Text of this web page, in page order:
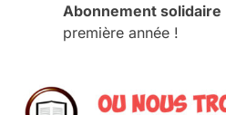
Abonnement solidaire
première année !